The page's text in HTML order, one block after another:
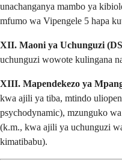
unachanganya mambo ya
mfumo wa Vipengele 5 hapa
XII. Maoni ya Uchunguzi
uchunguzi wowote kulingana
XIII. Mapendekezo ya
kwa ajili ya tiba, mtindo
psychodynamic), mzunguko
(k.m., kwa ajili ya uchunguzi
kimatibabu).